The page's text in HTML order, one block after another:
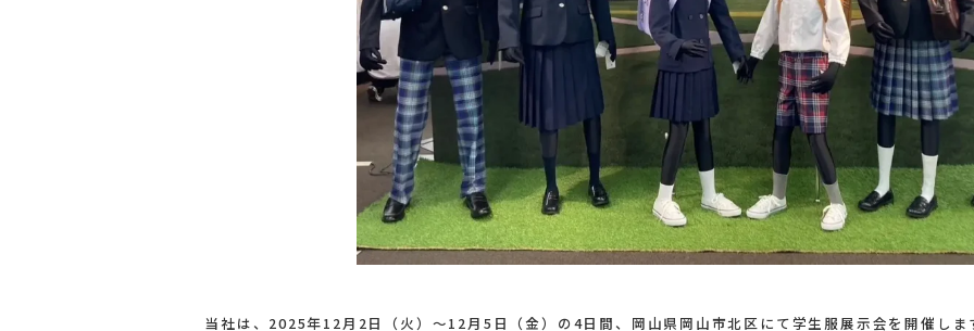
当社は、2025年12月2日（火）～12月5日（金）の4日間、岡山県岡山市北区にて学生服展示会を開催しま